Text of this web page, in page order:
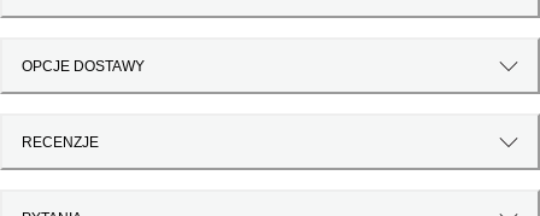
OPCJE DOSTAWY
RECENZJE